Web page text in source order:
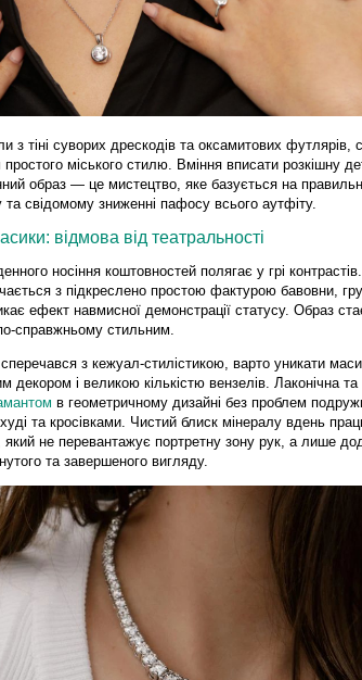
з тіні суворих дрескодів та оксамитових футлярів,
міського стилю. Вміння вписати розкішну
образ — це мистецтво, яке базується на
свідомому зниженні пафосу всього аутфіту.
відмова від театральності
носіння коштовностей полягає у грі
з підкреслено простою фактурою бавовни,
ефект навмисної демонстрації статусу. Образ
справжньому стильним.
з кежуал-стилістикою, варто уникати
декором і великою кількістю вензелів. Лаконічна та
в геометричному дизайні без проблем
та кросівками. Чистий блиск мінералу вдень
який не перевантажує портретну зону рук, а лише
та завершеного вигляду.